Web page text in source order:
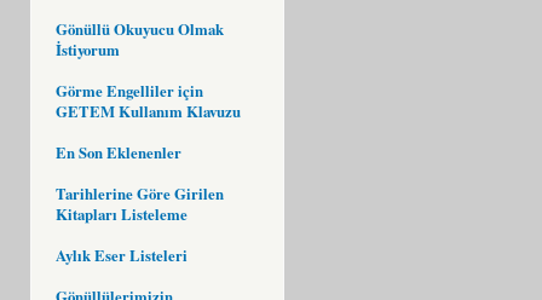
Gönüllü Okuyucu Olmak
İstiyorum
Görme Engelliler için
GETEM Kullanım Klavuzu
En Son Eklenenler
Tarihlerine Göre Girilen
Kitapları Listeleme
Aylık Eser Listeleri